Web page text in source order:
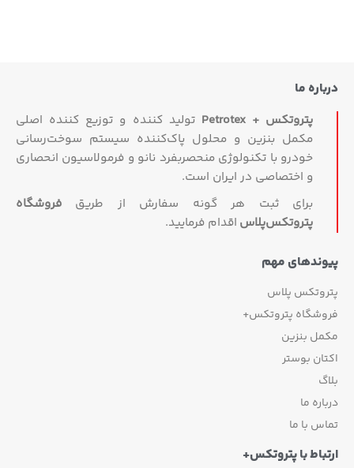
ما
پتروتکس + Petrotex
تولید کننده و توزیع کننده اصلی
مکمل بنزین و محلول پاک‌کننده سیستم سوخت‌رسانی
خودرو با تکنولوژی منحصربفرد نانو و فرمولاسیون انحصاری
و اختصاصی در ایران است.
برای ثبت هر گونه سفارش از طریقفروشگاه
پتروتکس‏‌پلاساقدام فرمایید.
مهم
پلاس
پتروتکس+
بنزین
بوستر
ما
با ما
با پتروتکس+